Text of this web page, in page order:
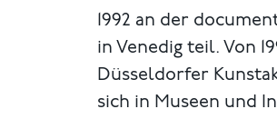
1992 an der
in Venedig teil. Von
Düsseldorfer
sich in Museen und